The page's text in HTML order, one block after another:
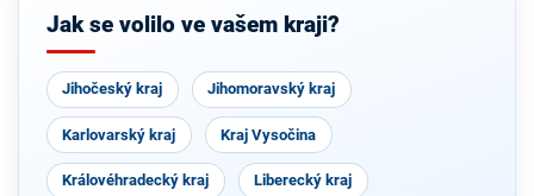
ČSL, TOP
zelených,
ProOlomo
uc)
Jak se volilo ve vašem kraji?
Jihočeský kraj Jihomoravský kraj
Karlovarský kraj Kraj Vysočina
Královéhradecký kraj Liberecký kraj